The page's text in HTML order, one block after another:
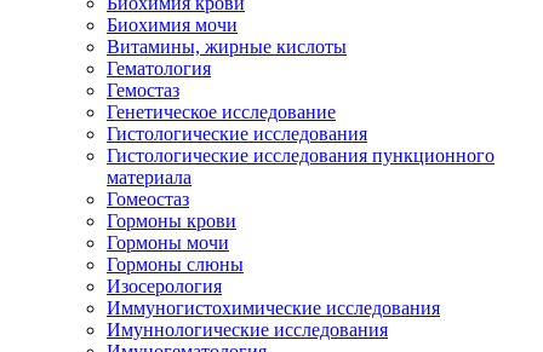
Биохимия мочи
Витамины, жирные кислоты
Гематология
Гемостаз
Генетическое исследование
Гистологические исследования
Гистологические исследования пункционного
материала
Гомеостаз
Гормоны крови
Гормоны мочи
Гормоны слюны
Изосерология
Иммуногистохимические исследования
Имуннологические исследования